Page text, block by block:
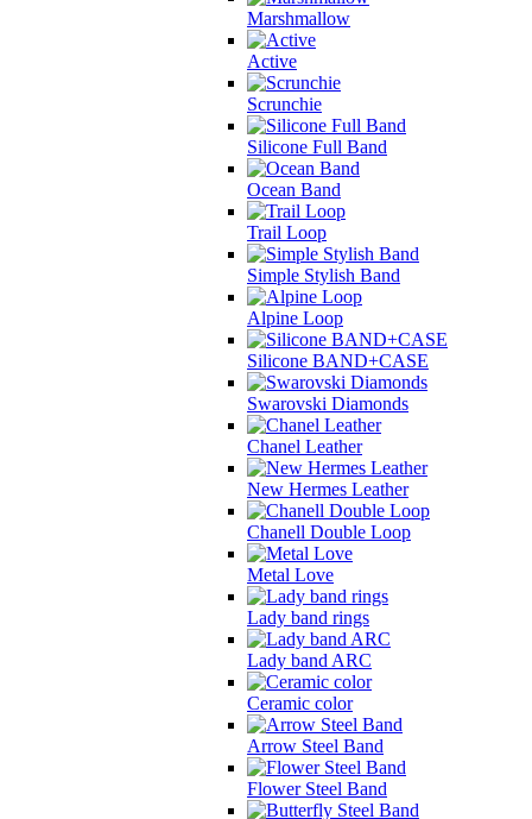
Marshmallow
Active
Scrunchie
Silicone Full Band
Ocean Band
Trail Loop
Simple Stylish Band
Alpine Loop
Silicone BAND+CASE
Swarovski Diamonds
Chanel Leather
New Hermes Leather
Chanell Double Loop
Metal Love
Lady band rings
Lady band ARC
Ceramic color
Arrow Steel Band
Flower Steel Band